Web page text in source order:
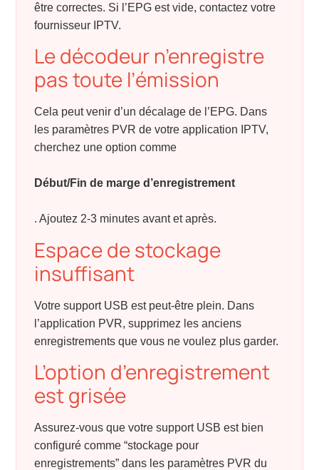
être correctes. Si l’EPG est vide, contactez votre
fournisseur IPTV.
Le décodeur n’enregistre
pas toute l’émission
Cela peut venir d’un décalage de l’EPG. Dans
les paramètres PVR de votre application IPTV,
cherchez une option comme
Début/Fin de marge d’enregistrement
. Ajoutez 2-3 minutes avant et après.
Espace de stockage
insuffisant
Votre support USB est peut-être plein. Dans
l’application PVR, supprimez les anciens
enregistrements que vous ne voulez plus garder.
L’option d’enregistrement
est grisée
Assurez-vous que votre support USB est bien
configuré comme “stockage pour
enregistrements” dans les paramètres PVR du